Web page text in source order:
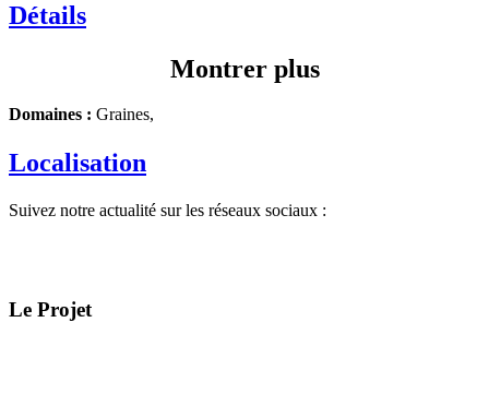
Détails
Montrer plus
Domaines : Graines,
Localisation
Suivez notre actualité sur les réseaux sociaux :
Le Projet